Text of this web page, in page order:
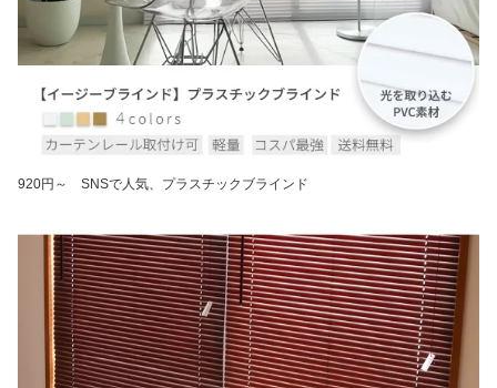
920円～ SNSで人気、プラスチックブラインド